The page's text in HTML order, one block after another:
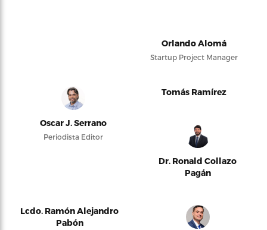
Orlando Alomá
Startup Project Manager
Oscar J. Serrano
Periodista Editor
Tomás Ramírez
Dr. Ronald Collazo
Pagán
Lcdo. Ramón Alejandro
Pabón